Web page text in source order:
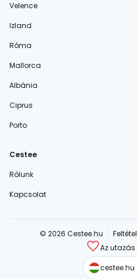
Velence
Izland
Róma
Mallorca
Albánia
Ciprus
Porto
Cestee
Rólunk
Kapcsolat
© 2026 Cestee.hu
Az utazás
cestee.hu